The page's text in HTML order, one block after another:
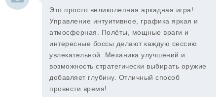
Это просто великолепная аркадная игра!
Управление интуитивное, графика яркая и
атмосферная. Полёты, мощные враги и
интересные боссы делают каждую сессию
увлекательной. Механика улучшений и
возможность стратегически выбирать оружие
добавляет глубину. Отличный способ
провести время!